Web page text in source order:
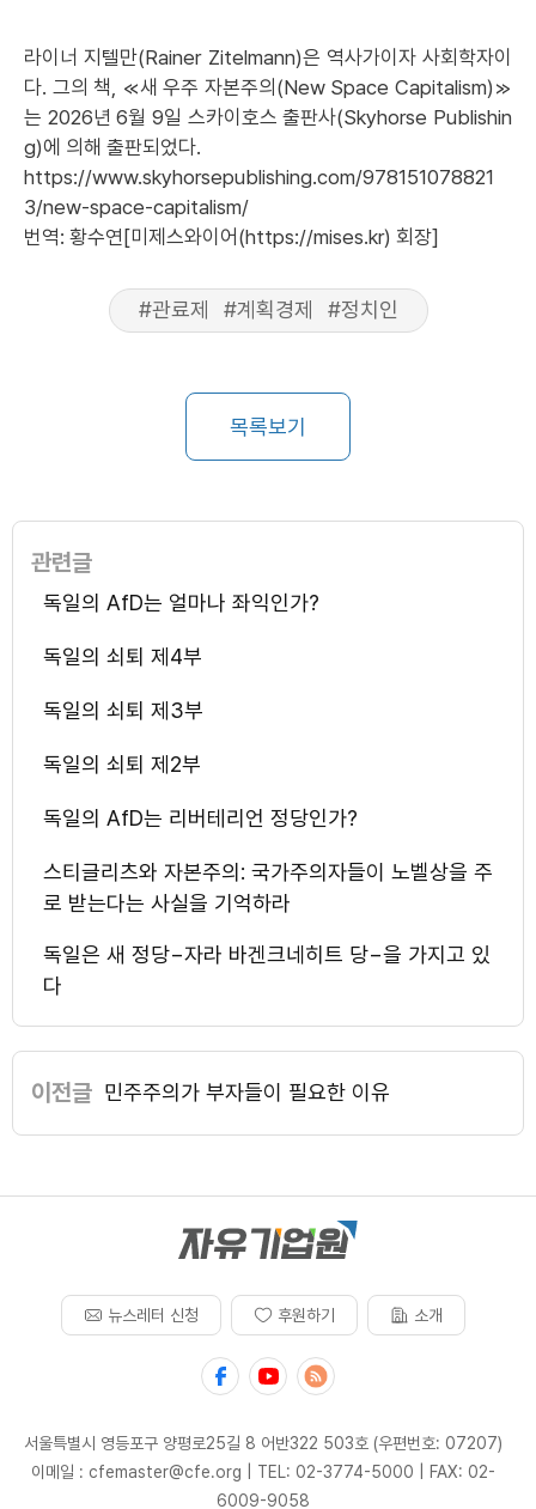
라이너 지텔만(Rainer Zitelmann)은 역사가이자 사회학자이
다. 그의 책, ≪새 우주 자본주의(New Space Capitalism)≫
는 2026년 6월 9일 스카이호스 출판사(Skyhorse Publishin
g)에 의해 출판되었다.
https://www.skyhorsepublishing.com/978151078821
3/new-space-capitalism/
번역: 황수연[미제스와이어(https://mises.kr) 회장]
#관료제 #계획경제 #정치인
목록보기
관련글
독일의 AfD는 얼마나 좌익인가?
독일의 쇠퇴 제4부
독일의 쇠퇴 제3부
독일의 쇠퇴 제2부
독일의 AfD는 리버테리언 정당인가?
스티글리츠와 자본주의: 국가주의자들이 노벨상을 주
로 받는다는 사실을 기억하라
독일은 새 정당−자라 바겐크네히트 당−을 가지고 있
다
이전글 민주주의가 부자들이 필요한 이유
뉴스레터 신청 후원하기 소개
서울특별시 영등포구 양평로25길 8 어반322 503호 (우편번호: 07207)
이메일 : cfemaster@cfe.org
TEL: 02-3774-5000
FAX: 02-
6009-9058